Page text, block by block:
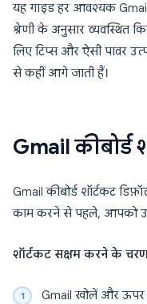
यह गाइड हर आवश्यक
श्रेणी के अनुसार व्यवस्थित
लिए टिप्स और ऐसी पावर
से कहीं आगे जाती हैं।
Gmail
Gmail कीबोर्ड शॉर्टकट
काम करने से पहले, आपको
शॉर्टकट सक्षम करने के
Gmail खोलें और ऊपर